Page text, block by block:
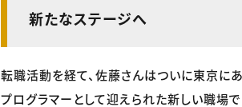
新たなステージへ
転職活動を経て、佐藤さんはついに東京に
プログラマーとして迎えられた新しい職場